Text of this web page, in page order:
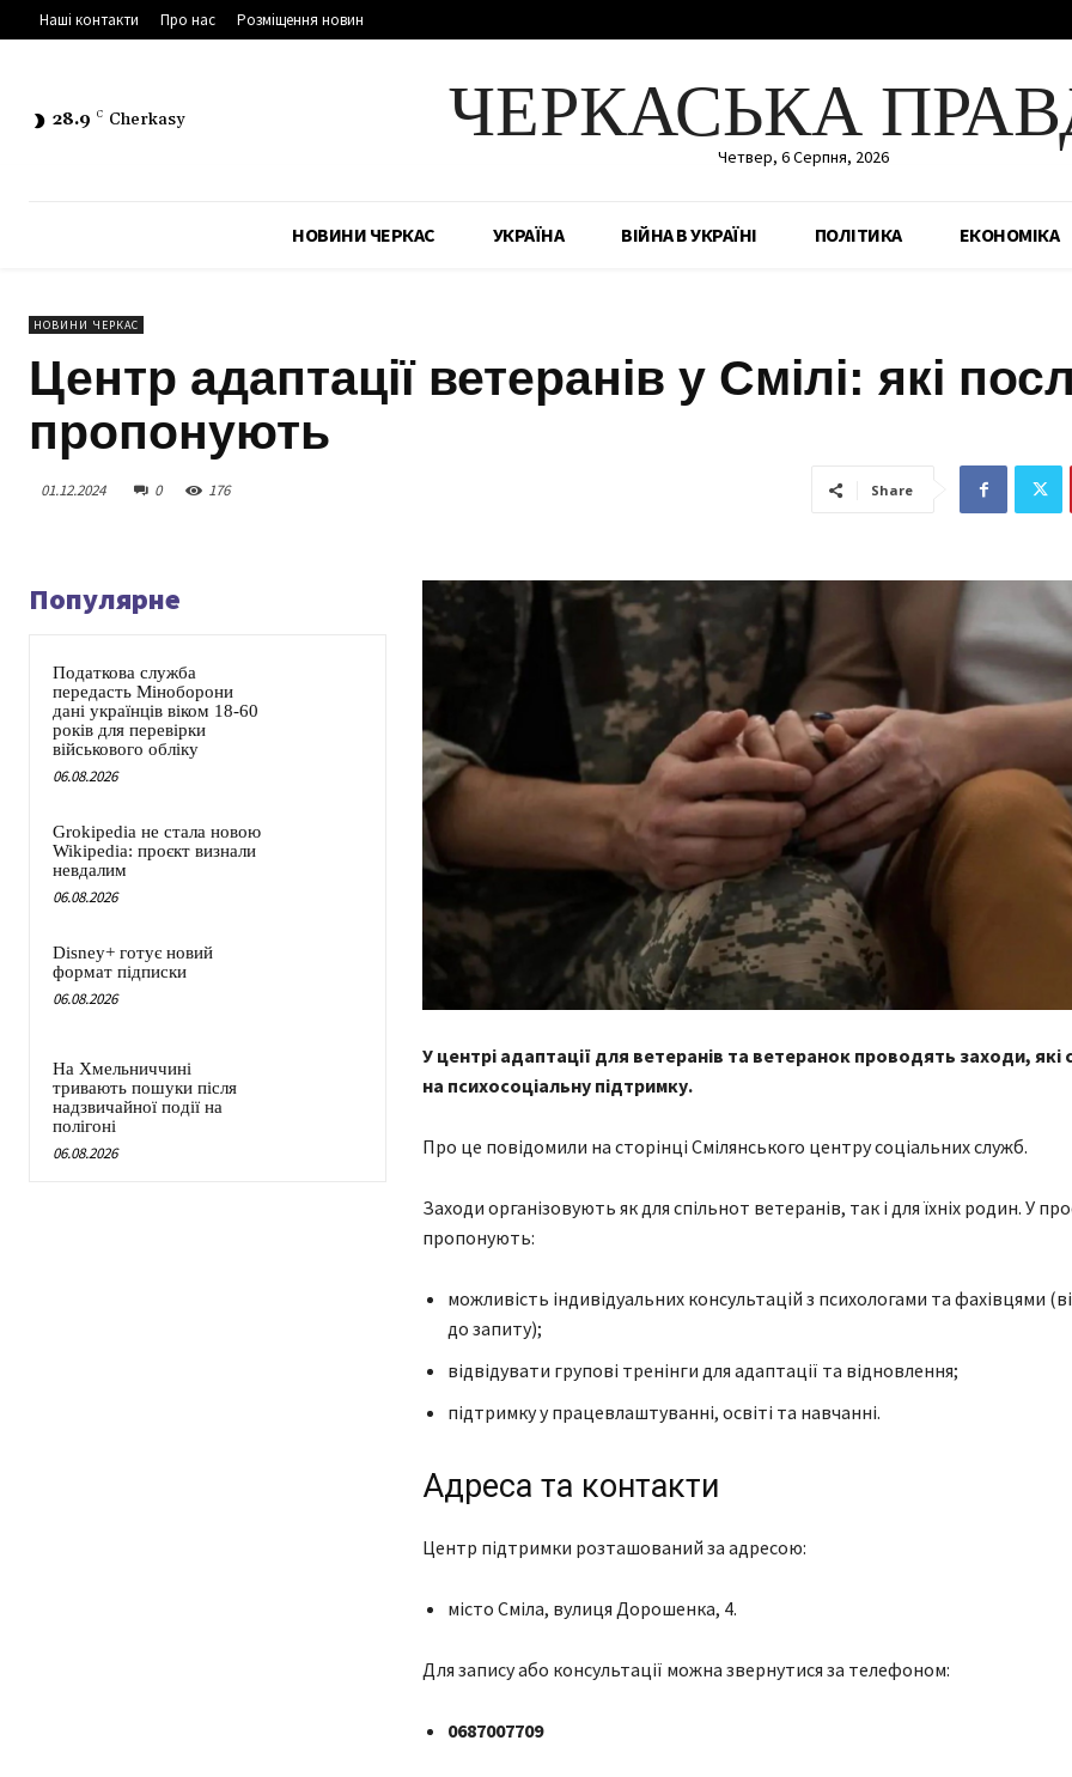
Наші контакти Про нас Розміщення новин
28.9 C Cherkasy ЧЕРКАСЬКА
Четвер, 6 Серпня, 2026
НОВИНИ ЧЕРКАС УКРАЇНА ВІЙНА В УКРАЇНІ ПОЛІТИКА ЕКОНОМІКА
НОВИНИ ЧЕРКАС
Центр адаптації ветеранів у Смілі: які
пропонують
01.12.2024 0 176 Share
Популярне
Податкова служба
передасть Міноборони
дані українців віком 18-60
років для перевірки
військового обліку
06.08.2026
Grokipedia не стала новою
Wikipedia: проєкт визнали
невдалим
06.08.2026
Disney+ готує новий
формат підписки
06.08.2026
На Хмельниччині
тривають пошуки після
надзвичайної події на
полігоні
06.08.2026
У центрі адаптації для ветеранів та ветеранок проводять заходи, які
на психосоціальну підтримку.
Про це повідомили на сторінці Смілянського центру соціальних служб.
Заходи організовують як для спільнот ветеранів, так і для їхніх родин. У
пропонують:
можливість індивідуальних консультацій з психологами та фахівцями
до запиту);
відвідувати групові тренінги для адаптації та відновлення;
підтримку у працевлаштуванні, освіті та навчанні.
Адреса та контакти
Центр підтримки розташований за адресою:
місто Сміла, вулиця Дорошенка, 4.
Для запису або консультації можна звернутися за телефоном:
0687007709